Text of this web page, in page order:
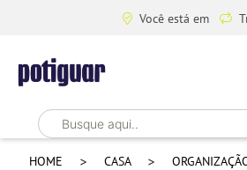
Você está em
HOME CASA